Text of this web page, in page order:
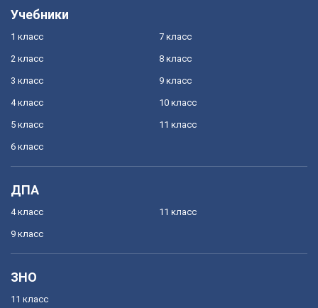
Учебники
1 класс
2 класс
3 класс
4 класс
5 класс
6 класс
7 класс
8 класс
9 класс
10 класс
11 класс
ДПА
4 класс
9 класс
11 класс
ЗНО
11 класс